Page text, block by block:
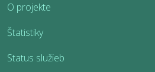
O projekte
Štatistiky
Status služieb